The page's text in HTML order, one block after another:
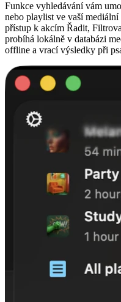
Funkce vyhledávání vám
nebo playlist ve vaší
přístup k akcím Řadit,
probíhá lokálně v databázi
offline a vrací výsledky při